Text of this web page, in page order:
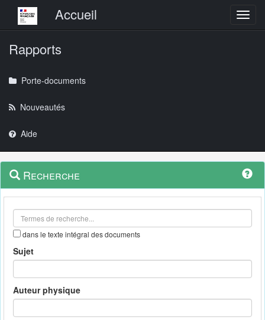
Menu principalAccueil
Rapports
Porte-documents
Nouveautés
Aide
Navigation
outils
Menu
contextuel
Recherche
dans le texte intégral des documents
Sujet
Auteur physique